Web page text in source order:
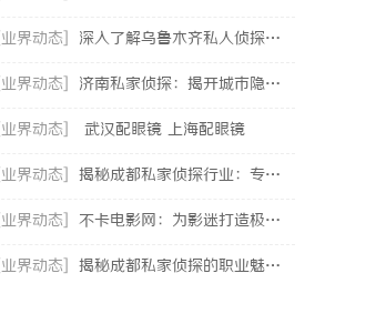
[业界动态] 深入了解乌鲁木齐私人侦探行业的现状与发展趋势
[业界动态] 济南私家侦探：揭开城市隐秘真相的幕后英雄
[业界动态] 武汉配眼镜 上海配眼镜
[业界动态] 揭秘成都私家侦探行业：专业服务助力城市安宁
[业界动态] 不卡电影网：为影迷打造极致流畅观影体验的平台
[业界动态] 揭秘成都私家侦探的职业魅力与现实挑战